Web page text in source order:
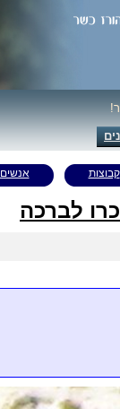
קבוצות אנשים
לברכה